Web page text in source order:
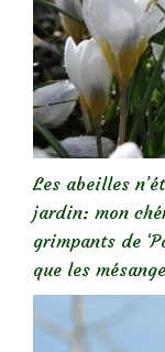
Les abeilles
jardin: mon
grimpants de
que les